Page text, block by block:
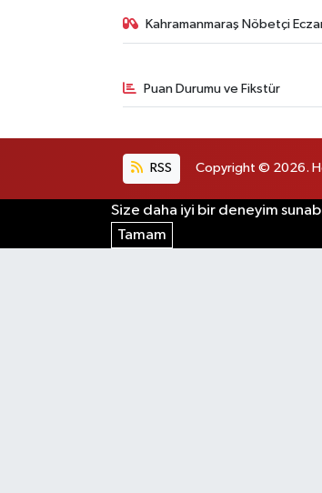
Kahramanmaraş Nöbetçi
Puan Durumu ve Fikstür
RSS Copyright © 2026.
Size daha iyi bir deneyim
Tamam